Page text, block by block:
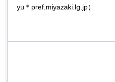
yu＊pref.miyazaki.lg.jp）